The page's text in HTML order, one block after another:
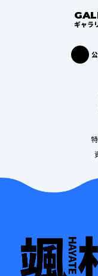
ギャラ